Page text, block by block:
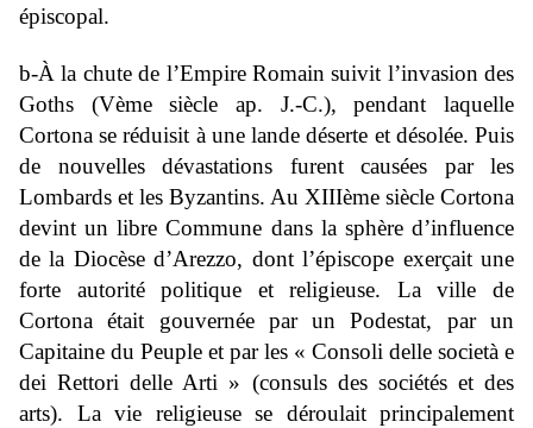
épiscopal.
b-À la chute de l’Empire Romain suivit l’invasion des
Goths (Vème siècle ap. J.-C.), pendant laquelle
Cortona se réduisit à une lande déserte et désolée. Puis
de nouvelles dévastations furent causées par les
Lombards et les Byzantins. Au XIIIème siècle Cortona
devint un libre Commune dans la sphère d’influence
de la Diocèse d’Arezzo, dont l’épiscope exerçait une
forte autorité politique et religieuse. La ville de
Cortona était gouvernée par un Podestat, par un
Capitaine du Peuple et par les « Consoli delle società e
dei Rettori delle Arti » (consuls des sociétés et des
arts). La vie religieuse se déroulait principalement